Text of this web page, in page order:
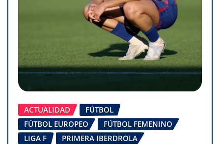
ACTUALIDAD
FÚTBOL
FÚTBOL EUROPEO
FÚTBOL FEMENINO
LIGA F
PRIMERA IBERDROLA